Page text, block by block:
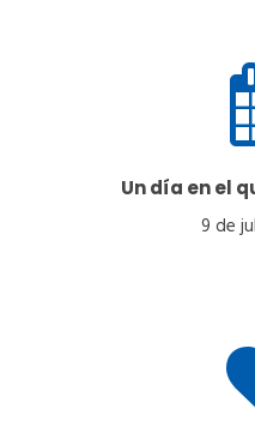
Un día en el
9 de